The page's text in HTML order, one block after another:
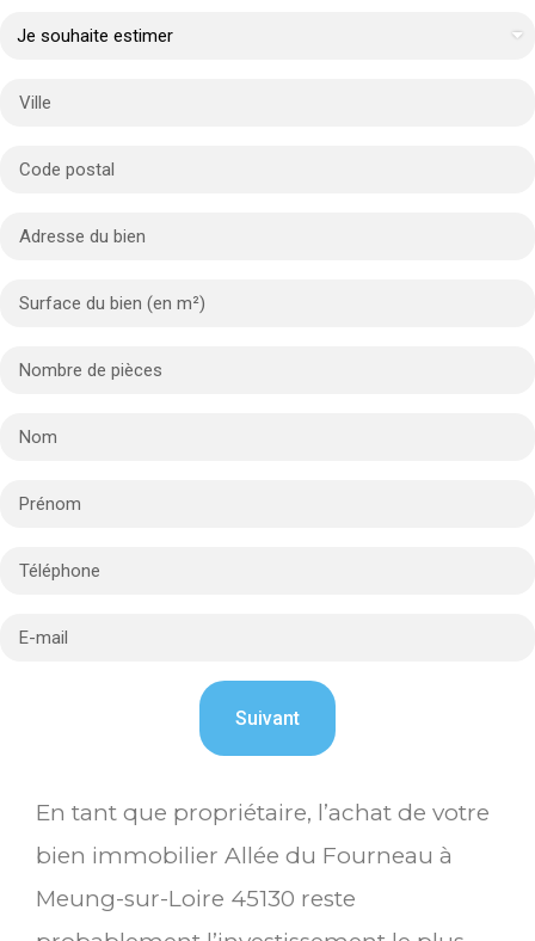
En tant que propriétaire, l’achat de votre
bien immobilier Allée du Fourneau à
Meung-sur-Loire 45130 reste